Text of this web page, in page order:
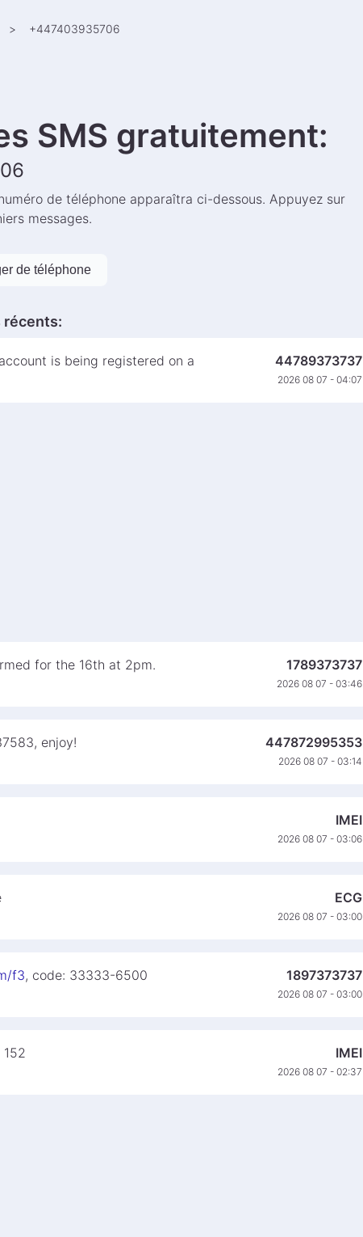
> +447403935706
SMS gratuitement:
de téléphone apparaîtra ci-dessous. Appuyez sur
messages.
de téléphone
récents:
is being registered on a
44789373737
2026 08 07 - 04:07
for the 16th at 2pm. 1789373737
2026 08 07 - 03:46
enjoy! 447872995353
2026 08 07 - 03:14
IMEI
2026 08 07 - 03:06
ECG
2026 08 07 - 03:00
f3, code: 33333-6500 1897373737
2026 08 07 - 03:00
IMEI
2026 08 07 - 02:37